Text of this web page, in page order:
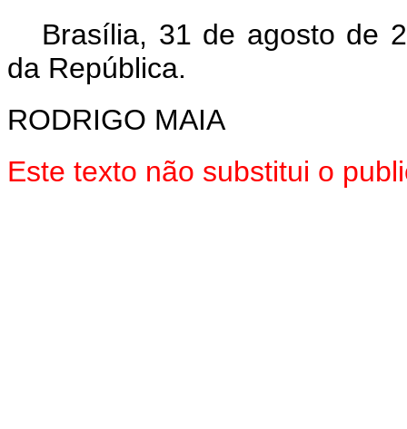
Brasília, 31 de agosto de
da República.
RODRIGO MAIA
Este texto não substitui o